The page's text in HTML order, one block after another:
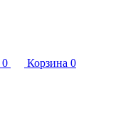
0 Корзина 0